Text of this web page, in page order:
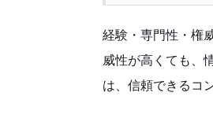
経験・専門性・権
威性が高くても、
は、信頼できるコ